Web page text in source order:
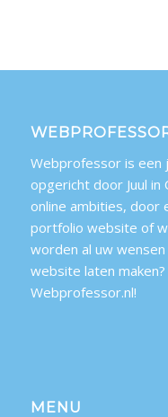
Webprofessor is een
opgericht door Juul in
online ambities, door
portfolio website of
worden al uw
website laten
Webprofessor.nl!
MENU